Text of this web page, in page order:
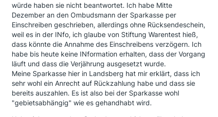
würde haben sie nicht beantwortet. Ich habe Mitte
Dezember an den Ombudsmann der Sparkasse per
Einschreiben geschrieben, allerdings ohne Rücksendeschein,
weil es in der INfo, ich glaube von Stiftung Warentest hieß,
dass könnte die Annahme des Einschreibens verzögern. Ich
habe bis heute keine INformation erhalten, dass der Vorgang
läuft und dass die Verjährung ausgesetzt wurde.
Meine Sparkasse hier in Landsberg hat mir erklärt, dass ich
sehr wohl ein Anrecht auf Rückzahlung habe und dass sie
bereits auszahlen. Es ist also bei der Sparkasse wohl
"gebietsabhängig" wie es gehandhabt wird.